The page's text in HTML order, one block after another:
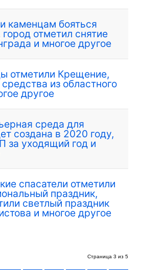
каменцам бояться
отметил снятие
и многое другое
отметили Крещение,
из областного
другое
среда для
создана в 2020 году,
за уходящий год и
спасатели отметили
праздник,
светлый праздник
и многое другое
Страница 3 из 5